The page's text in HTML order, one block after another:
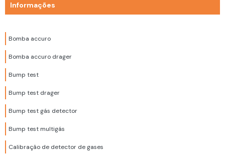
Informações
Bomba accuro
Bomba accuro drager
Bump test
Bump test drager
Bump test gás detector
Bump test multigás
Calibração de detector de gases